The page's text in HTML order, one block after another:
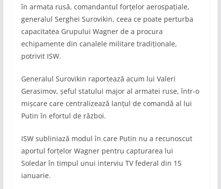
în armata rusă, comandantul forțelor aerospațiale,
generalul Serghei Surovikin, ceea ce poate perturba
capacitatea Grupului Wagner de a procura
echipamente din canalele militare tradiționale,
potrivit ISW.
Generalul Surovikin raportează acum lui Valeri
Gerasimov, șeful statului major al armatei ruse, într-o
mișcare care centralizează lanțul de comandă al lui
Putin în efortul de război.
ISW subliniază modul în care Putin nu a recunoscut
aportul forțelor Wagner pentru capturarea lui
Soledar în timpul unui interviu TV federal din 15
ianuarie.